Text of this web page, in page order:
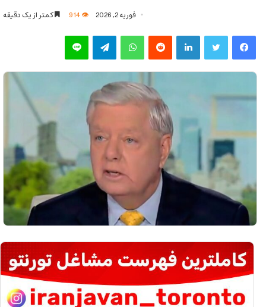
فوریه 2, 2026 کمتر از یک دقیقه
فیس بوک توییتر لینکدین‫رددیت واتس آپ تلگرام لاین